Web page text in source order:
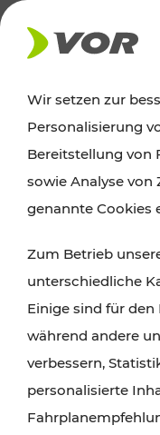
AKTUELLES
Wien,
Wanderungen,
Radtouren oder
Attraktionen sind
Angeboten des
Wir setzen zur
Personalisierung
Bereitstellung von
sowie Analyse von
genannte Cookies
Zum Betrieb
unterschiedliche
Einige sind für
während andere
verbessern,
personalisierte